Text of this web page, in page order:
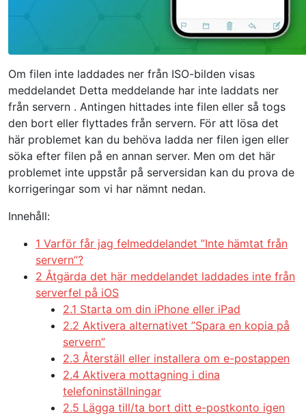
Om filen inte laddades ner från ISO-bilden visas
meddelandet Detta meddelande har inte laddats ner
från servern . Antingen hittades inte filen eller så togs
den bort eller flyttades från servern. För att lösa det
här problemet kan du behöva ladda ner filen igen eller
söka efter filen på en annan server. Men om det här
problemet inte uppstår på serversidan kan du prova de
korrigeringar som vi har nämnt nedan.
Innehåll:
1 Varför får jag felmeddelandet ”Inte hämtat från
servern”?
2 Åtgärda det här meddelandet laddades inte från
serverfel på iOS
2.1 Starta om din iPhone eller iPad
2.2 Aktivera alternativet ”Spara en kopia på
servern”
2.3 Återställ eller installera om e-postappen
2.4 Aktivera mottagning i dina
telefoninställningar
2.5 Lägga till/ta bort ditt e-postkonto igen